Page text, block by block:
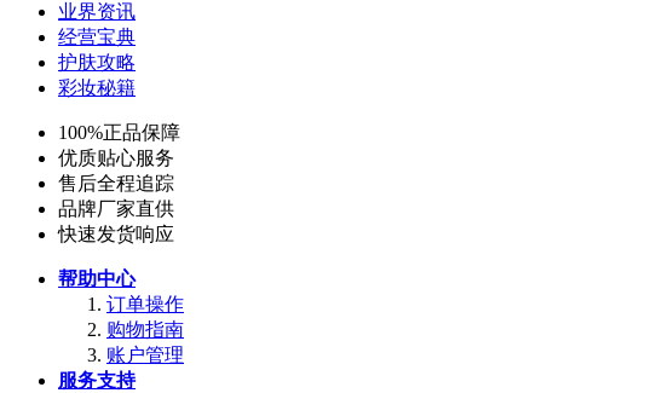
业界资讯
经营宝典
护肤攻略
彩妆秘籍
100%正品保障
优质贴心服务
售后全程追踪
品牌厂家直供
快速发货响应
帮助中心
订单操作
购物指南
账户管理
服务支持